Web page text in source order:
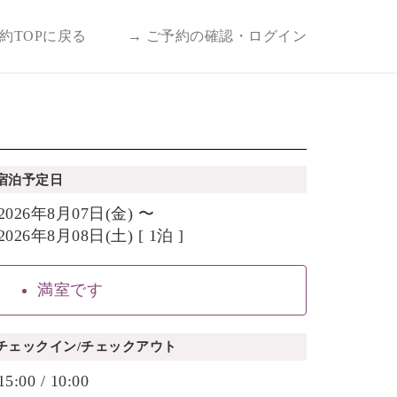
TOPに戻る → ご予約の確認・ログイン
泊予定日
年8月07日(金) 〜
年8月08日(土) [ 1泊 ]
満室です
ェックイン/チェックアウト
/ 10:00